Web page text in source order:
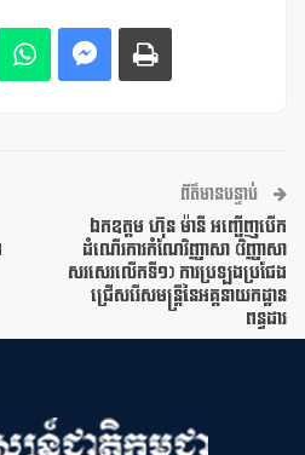
ព័ត៌មានបន្ទាប់
ឯកឧត្តម ហ៊ុន ម៉ានី អញ្ជើញបើក
ដំណើរការកំណែវិញ្ញាសា (វិញ្ញាសា
សរសេរលើកទី១) ការប្រឡងប្រជែង
ជ្រើសរើសមន្ត្រីនៃអគ្គនាយកដ្ឋាន
ពន្ធដារ